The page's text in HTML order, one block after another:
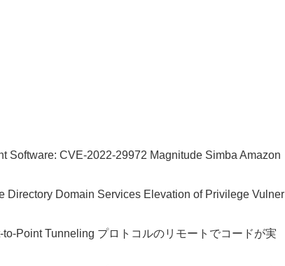
Software: CVE-2022-29972 Magnitude Simba Amazon
Directory Domain Services Elevation of Privilege Vulner
to-Point Tunneling プロトコルのリモートでコードが実